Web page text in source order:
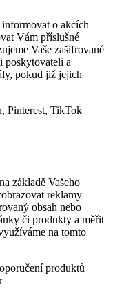
informovat o akcích
Vám příslušné
Vaše zašifrované
poskytovateli a
pokud již jejich
Pinterest, TikTok
základě Vašeho
reklamy
obsah nebo
či produkty a měřit
na tomto
produktů